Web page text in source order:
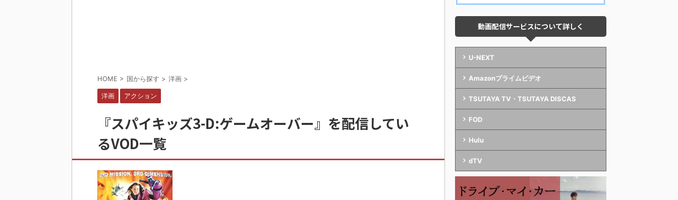
HOME > 国から探す > 洋画 >
洋画 アクション
『スパイキッズ3-D:ゲームオーバー』を配信してい
るVOD一覧
動画配信サービスについて詳しく
U-NEXT
Amazonプライムビデオ
TSUTAYA TV・TSUTAYA DISCAS
FOD
Hulu
dTV